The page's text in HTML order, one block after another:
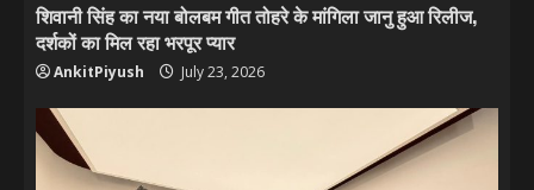
शिवानी सिंह का नया बोलबम गीत तोहरे के मांगिला जानु हुआ रिलीज,
दर्शकों का मिल रहा भरपूर प्यार
AnkitPiyush July 23, 2026